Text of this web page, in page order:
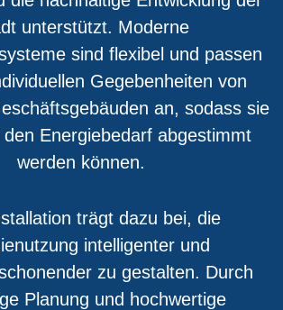
unterstützt. Moderne
sind flexibel und passen
Gegebenheiten von
an, sodass sie
Energiebedarf abgestimmt
werden können.
trägt dazu bei, die
intelligenter und
zu gestalten. Durch
Planung und hochwertige